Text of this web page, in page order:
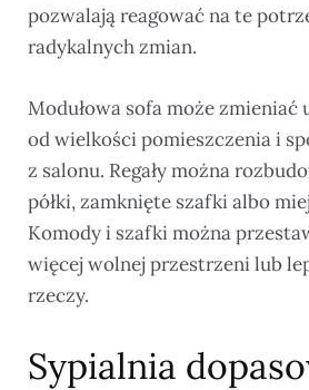
pozwalają reagować na te
radykalnych zmian.
Modułowa sofa może zmieniać
od wielkości pomieszczenia i
z salonu. Regały można
półki, zamknięte szafki albo
Komody i szafki można
więcej wolnej przestrzeni lub
rzeczy.
Sypialnia